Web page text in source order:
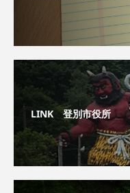
LINK 登別市役所